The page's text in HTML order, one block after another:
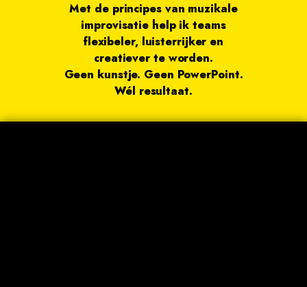
Met de principes van muzikale
improvisatie help ik teams
flexibeler, luisterrijker en
creatiever te worden.
Geen kunstje. Geen PowerPoint.
Wél resultaat.